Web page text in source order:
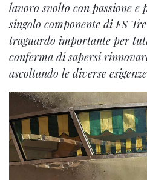
lavoro svolto con passione e
singolo componente di FS
traguardo importante per
conferma di sapersi
ascoltando le diverse